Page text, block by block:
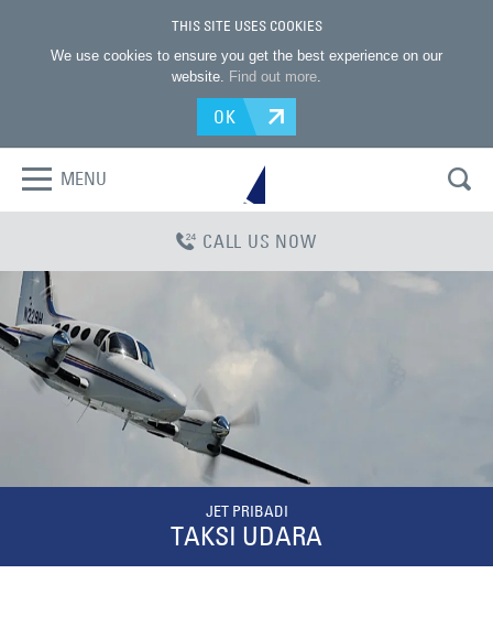
THIS SITE USES COOKIES
We use cookies to ensure you get the best experience on our
website. Find out more.
OK
MENU
CALL US NOW
JET PRIBADI
TAKSI UDARA